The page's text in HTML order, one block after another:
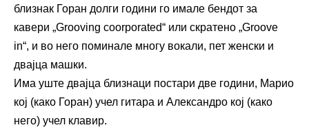
близнак Горан долги години го имале бендот за
кавери „Grooving coorporated“ или скратено „Groove
in“, и во него поминале многу вокали, пет женски и
двајца машки.
Има уште двајца близнаци постари две години, Марио
кој (како Горан) учел гитара и Александро кој (како
него) учел клавир.